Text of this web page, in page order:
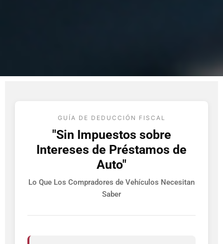
GUÍA DE DEDUCCIÓN FISCAL
"Sin Impuestos sobre
Intereses de Préstamos de
Auto"
Lo Que Los Compradores de Vehículos Necesitan
Saber